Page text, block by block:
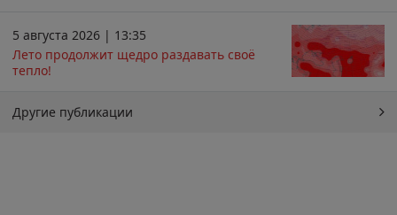
5 августа 2026 | 13:35
Лето продолжит щедро раздавать своё
тепло!
Другие публикации